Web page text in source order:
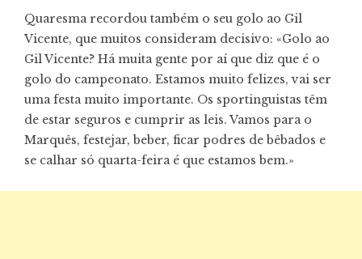
Quaresma recordou também o seu golo ao Gil
Vicente, que muitos consideram decisivo: «Golo ao
Gil Vicente? Há muita gente por aí que diz que é o
golo do campeonato. Estamos muito felizes, vai ser
uma festa muito importante. Os sportinguistas têm
de estar seguros e cumprir as leis. Vamos para o
Marquês, festejar, beber, ficar podres de bêbados e
se calhar só quarta-feira é que estamos bem.»